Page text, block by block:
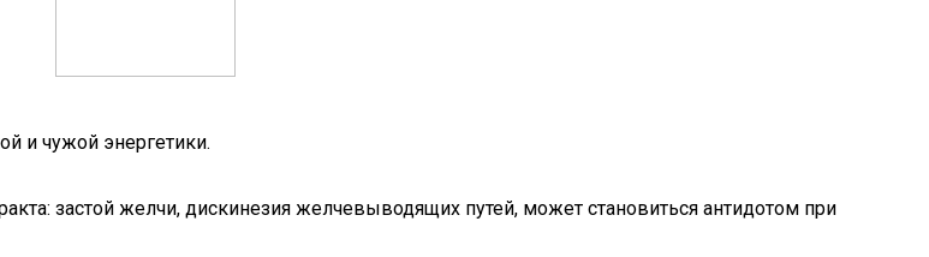
и чужой энергетики.
застой желчи, дискинезия желчевыводящих путей, может становиться антидотом при